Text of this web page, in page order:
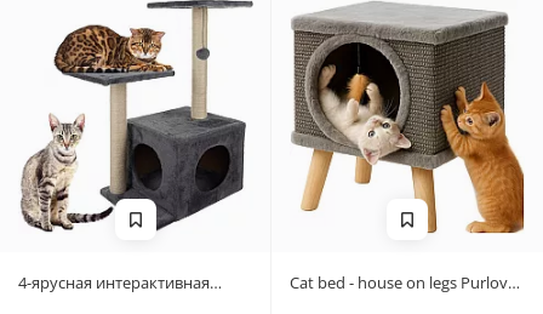
4-ярусная интерактивная
Cat bed - house on legs Purlov